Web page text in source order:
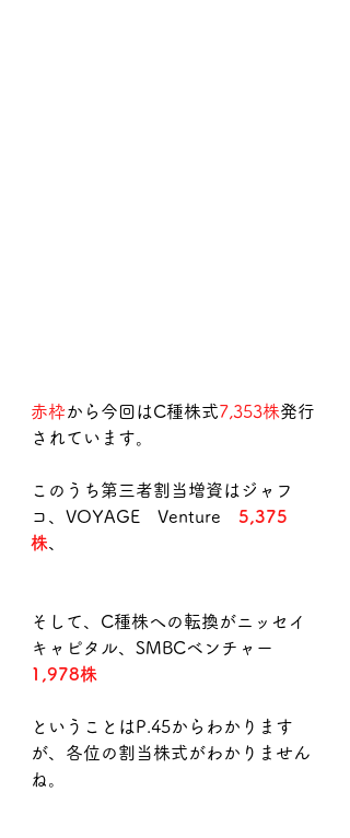
赤枠から今回はC種株式7,353株発行
されています。
このうち第三者割当増資はジャフ
コ、VOYAGE　Venture 5,375
株
そして、C種株への転換がニッセイ
キャピタル、SMBCベンチャー
1,978株
ということはP.45からわかります
が、各位の割当株式がわかりません
ね。